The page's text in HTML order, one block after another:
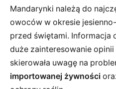
Mandarynki należą do
owoców w okresie
przed świętami. Informacja
duże zainteresowanie
skierowała uwagę na
importowanej żywności